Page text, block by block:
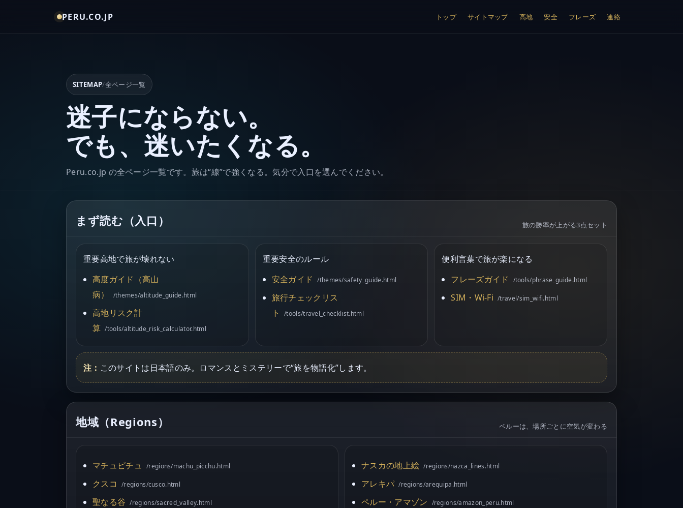
PERU.CO.JP トップ サイトマップ 高地 安全 フレーズ 連絡
SITEMAP/全ページ一覧
迷子にならない。
でも、迷いたくなる。
Peru.co.jp の全ページ一覧です。旅は“線”で強くなる。気分で入口を選んでください。
まず読む（入口） 旅の勝率が上がる3点セット
重要高地で旅が壊れない
高度ガイド（高山
病）
/themes/altitude_guide.html
高地リスク計
算 /tools/altitude_risk_calculator.html
重要安全のルール
安全ガイド
/themes/safety_guide.html
旅行チェックリス
ト
/tools/travel_checklist.html
便利言葉で旅が楽になる
フレーズガイド
/tools/phrase_guide.html
SIM・Wi-Fi /travel/sim_wifi.html
注： このサイトは日本語のみ。ロマンスとミステリーで“旅を物語化”します。
地域（Regions） ペルーは、場所ごとに空気が変わる
マチュピチュ /regions/machu_picchu.html
クスコ /regions/cusco.html
聖なる谷 /regions/sacred_valley.html
ナスカの地上絵 /regions/nazca_lines.html
アレキパ /regions/arequipa.html
ペルー・アマゾン /regions/amazon_peru.html